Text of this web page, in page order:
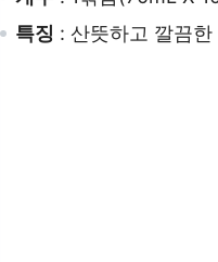
특징 : 산뜻하고 깔끔